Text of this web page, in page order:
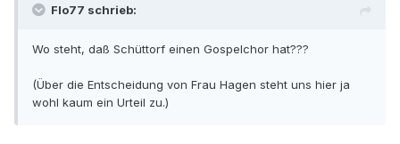
Flo77 schrieb:
Wo steht, daß Schüttorf einen Gospelchor hat???
(Über die Entscheidung von Frau Hagen steht uns hier ja
wohl kaum ein Urteil zu.)